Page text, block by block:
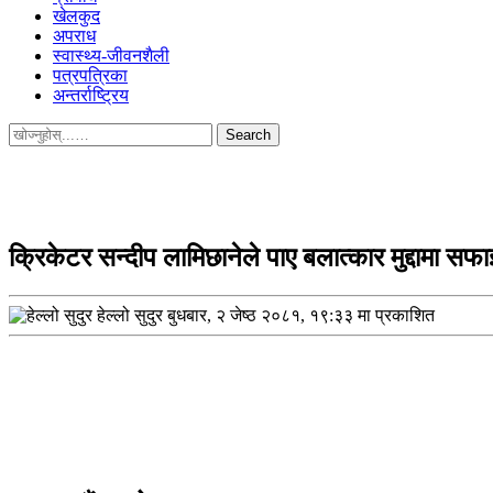
खेलकुद
अपराध
स्वास्थ्य-जीवनशैली
पत्रपत्रिका
अन्तर्राष्ट्रिय
Search
for:
क्रिकेटर सन्दीप लामिछानेले पाए बलात्कार मुद्दामा
हेल्लो सुदुर बुधबार, २ जेष्ठ २०८१, १९:३३ मा प्रकाशित